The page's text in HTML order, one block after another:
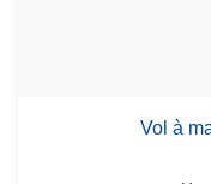
Vol à